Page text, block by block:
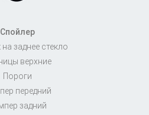
Спойлер
заднее стекло
верхние
Пороги
передний
задний